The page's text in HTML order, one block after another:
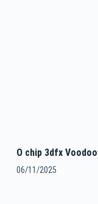
O chip 3dfx
06/11/2025